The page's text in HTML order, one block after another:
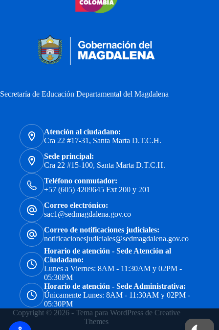
Secretaría de Educación Departamental del Magdalena
Atención al ciudadano:
Cra 22 #17-31, Santa Marta D.T.C.H.
Sede principal:
Cra 22 #15-100, Santa Marta D.T.C.H.
Teléfono conmutador:
+57 (605) 4209645 Ext 200 y 201
Correo electrónico:
sac1@sedmagdalena.gov.co
Correo de notificaciones judiciales:
notificacionesjudiciales@sedmagdalena.gov.co
Horario de atención - Sede Atención al
Ciudadano:
Lunes a Viernes: 8AM - 11:30AM y 02PM -
05:30PM
Horario de atención - Sede Administrativa:
Únicamente Lunes: 8AM - 11:30AM y 02PM -
05:30PM
Copyright © 2026 - Tema para WordPress de Creative
Themes